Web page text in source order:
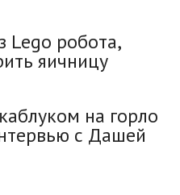
Lego робота,
яичницу
на горло
с Дашей